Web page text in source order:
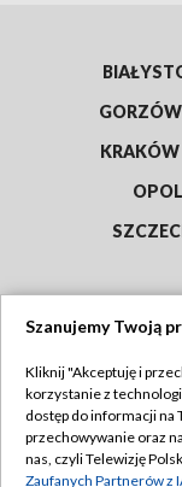
KRAKÓW
Abonament TVP
Emisja w TVP
Szanujemy Twoją
Kliknij "Akceptuję i
korzystanie z
dostęp do informacji na
przechowywanie oraz
nas, czyli Telewizję
Zaufanych Partnerów z